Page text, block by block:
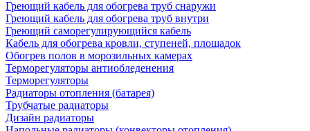
Греющий кабель для обогрева труб снаружи
Греющий кабель для обогрева труб внутри
Греющий саморегулирующийся кабель
Кабель для обогрева кровли, ступеней, площадок
Обогрев полов в морозильных камерах
Терморегуляторы антиобледенения
Терморегуляторы
Радиаторы отопления (батарея)
Трубчатые радиаторы
Дизайн радиаторы